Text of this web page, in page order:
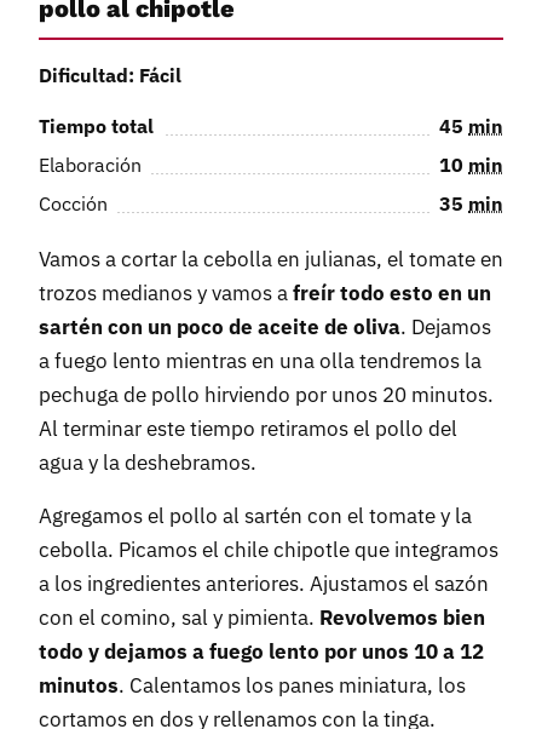
pollo al chipotle
Dificultad: Fácil
Tiempo total 45 min
Elaboración
10 min
Cocción
35 min
Vamos a cortar la cebolla en julianas, el tomate en
trozos medianos y vamos afreír todo esto en un
sartén con un poco de aceite de oliva. Dejamos
a fuego lento mientras en una olla tendremos la
pechuga de pollo hirviendo por unos 20 minutos.
Al terminar este tiempo retiramos el pollo del
agua y la deshebramos.
Agregamos el pollo al sartén con el tomate y la
cebolla. Picamos el chile chipotle que integramos
a los ingredientes anteriores. Ajustamos el sazón
con el comino, sal y pimienta. Revolvemos bien
todo y dejamos a fuego lento por unos 10 a 12
minutos. Calentamos los panes miniatura, los
cortamos en dos y rellenamos con la tinga.